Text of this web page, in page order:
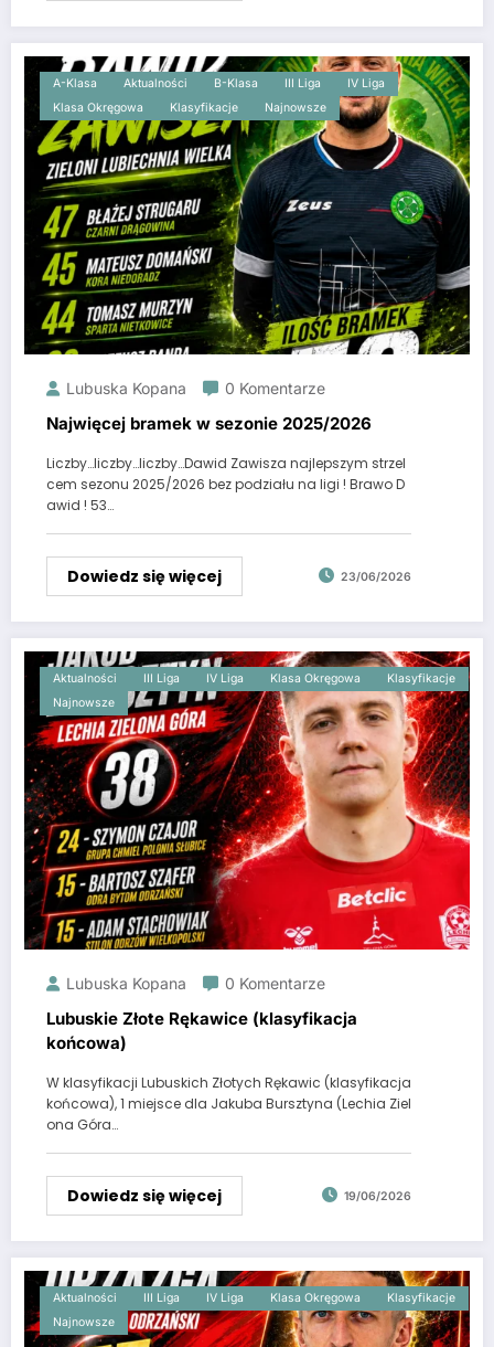
A-Klasa Aktualności B-Klasa III Liga
IV Liga
Klasa Okręgowa
Klasyfikacje Najnowsze
Lubuska Kopana 0 Komentarze
Najwięcej bramek w sezonie 2025/2026
Liczby…liczby…liczby…Dawid Zawisza najlepszym strzel
cem sezonu 2025/2026 bez podziału na ligi ! Brawo D
awid ! 53…
Dowiedz się więcej 23/06/2026
Aktualności III Liga IV Liga Klasa Okręgowa
Klasyfikacje
Najnowsze
Lubuska Kopana 0 Komentarze
Lubuskie Złote Rękawice (klasyfikacja
końcowa)
W klasyfikacji Lubuskich Złotych Rękawic (klasyfikacja
końcowa), 1 miejsce dla Jakuba Bursztyna (Lechia Ziel
ona Góra…
Dowiedz się więcej 19/06/2026
Aktualności III Liga IV Liga Klasa Okręgowa
Klasyfikacje
Najnowsze